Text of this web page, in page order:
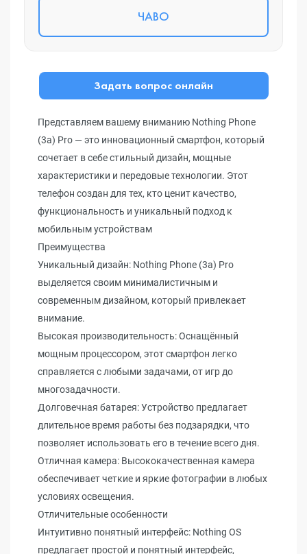
ЧАВО
Задать вопрос онлайн
Представляем вашему вниманию Nothing Phone
(3a) Pro — это инновационный смартфон, который
сочетает в себе стильный дизайн, мощные
характеристики и передовые технологии. Этот
телефон создан для тех, кто ценит качество,
функциональность и уникальный подход к
мобильным устройствам
Преимущества
Уникальный дизайн: Nothing Phone (3a) Pro
выделяется своим минималистичным и
современным дизайном, который привлекает
внимание.
Высокая производительность: Оснащённый
мощным процессором, этот смартфон легко
справляется с любыми задачами, от игр до
многозадачности.
Долговечная батарея: Устройство предлагает
длительное время работы без подзарядки, что
позволяет использовать его в течение всего дня.
Отличная камера: Высококачественная камера
обеспечивает четкие и яркие фотографии в любых
условиях освещения.
Отличительные особенности
Интуитивно понятный интерфейс: Nothing OS
предлагает простой и понятный интерфейс,